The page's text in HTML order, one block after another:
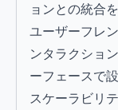
ョンとの統合
ユーザーフレ
ンタラクショ
ーフェースで
スケーラビリ